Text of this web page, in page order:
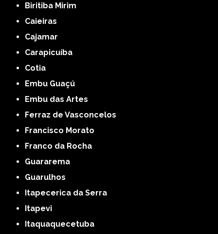
Biritiba Mirim
Caieiras
Cajamar
Carapicuíba
Cotia
Embu Guaçú
Embu das Artes
Ferraz de Vasconcelos
Francisco Morato
Franco da Rocha
Guararema
Guarulhos
Itapecerica da Serra
Itapevi
Itaquaquecetuba